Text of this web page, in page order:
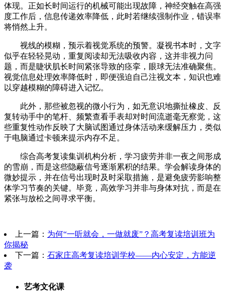
体现。正如长时间运行的机械可能出现故障，神经突触在高强
度工作后，信息传递效率降低，此时若继续强制作业，错误率
将悄然上升。
视线的模糊，预示着视觉系统的预警。凝视书本时，文字
似乎在轻轻晃动，重复阅读却无法吸收内容，这并非视力问
题，而是睫状肌长时间紧张导致的痉挛，眼球无法准确聚焦。
视觉信息处理效率降低时，即便强迫自己注视文本，知识也难
以穿越模糊的障碍进入记忆。
此外，那些被忽视的微小行为，如无意识地撕扯橡皮、反
复转动手中的笔杆、频繁查看手表却对时间流逝毫无察觉，这
些重复性动作反映了大脑试图通过身体活动来缓解压力，类似
于电脑通过卡顿来提示内存不足。
综合高考复读集训机构分析，学习疲劳并非一夜之间形成
的雪崩，而是这些隐蔽信号逐渐累积的结果。学会解读身体的
微妙提示，并在信号出现时及时采取措施，是避免疲劳影响整
体学习节奏的关键。毕竟，高效学习并非与身体对抗，而是在
紧张与放松之间寻求平衡。
上一篇： 为何“一听就会，一做就废”？高考复读培训班为
你揭秘
下一篇： 石家庄高考复读培训学校——内心安定，方能逆
袭
艺考文化课